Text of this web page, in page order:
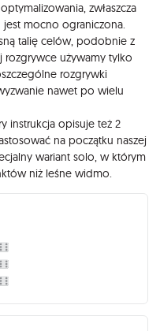
zwłaszcza
jest mocno ograniczona.
talię celów, podobnie z
rozgrywce używamy tylko
rozgrywki
nawet po wielu
instrukcja opisuje też 2
na początku naszej
wariant solo, w którym
niż leśne widmo.